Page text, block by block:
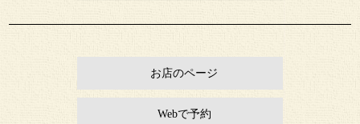
お店のページ
Webで予約